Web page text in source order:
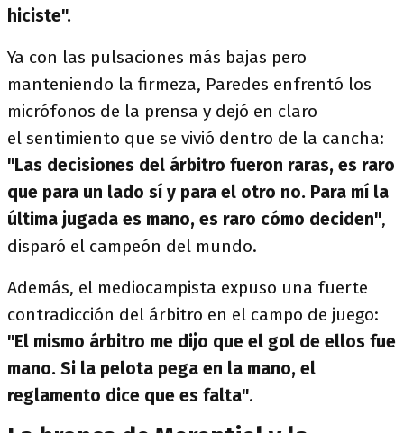
hiciste".
Ya con las pulsaciones más bajas pero
manteniendo la firmeza, Paredes enfrentó los
micrófonos de la prensa y dejó en claro
el sentimiento que se vivió dentro de la cancha:
"Las decisiones del árbitro fueron raras, es raro
que para un lado sí y para el otro no. Para mí la
última jugada es mano, es raro cómo deciden",
disparó el campeón del mundo.
Además, el mediocampista expuso una fuerte
contradicción del árbitro en el campo de juego:
"El mismo árbitro me dijo que el gol de ellos fue
mano. Si la pelota pega en la mano, el
reglamento dice que es falta".